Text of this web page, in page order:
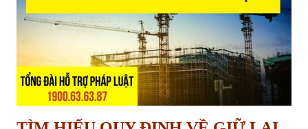
không được triển khai trên thực tế, dẫn đến việc đất rơi vào tình trạng
“chờ đợi”, không được sử dụng đúng mục...